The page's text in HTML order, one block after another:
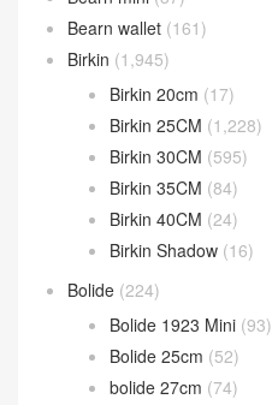
Bearn wallet (161)
Birkin (1,945)
Birkin 20cm (17)
Birkin 25CM (1,228)
Birkin 30CM (595)
Birkin 35CM (84)
Birkin 40CM (24)
Birkin Shadow (16)
Bolide (224)
Bolide 1923 Mini (93)
Bolide 25cm (52)
bolide 27cm (74)